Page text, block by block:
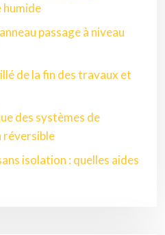
humide
passage à niveau
de la fin des travaux et
des systèmes de
réversible
isolation : quelles aides